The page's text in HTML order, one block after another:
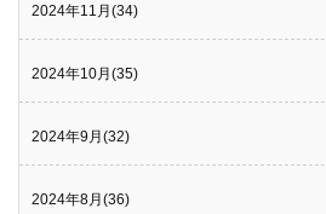
2024年11月(34)
2024年10月(35)
2024年9月(32)
2024年8月(36)